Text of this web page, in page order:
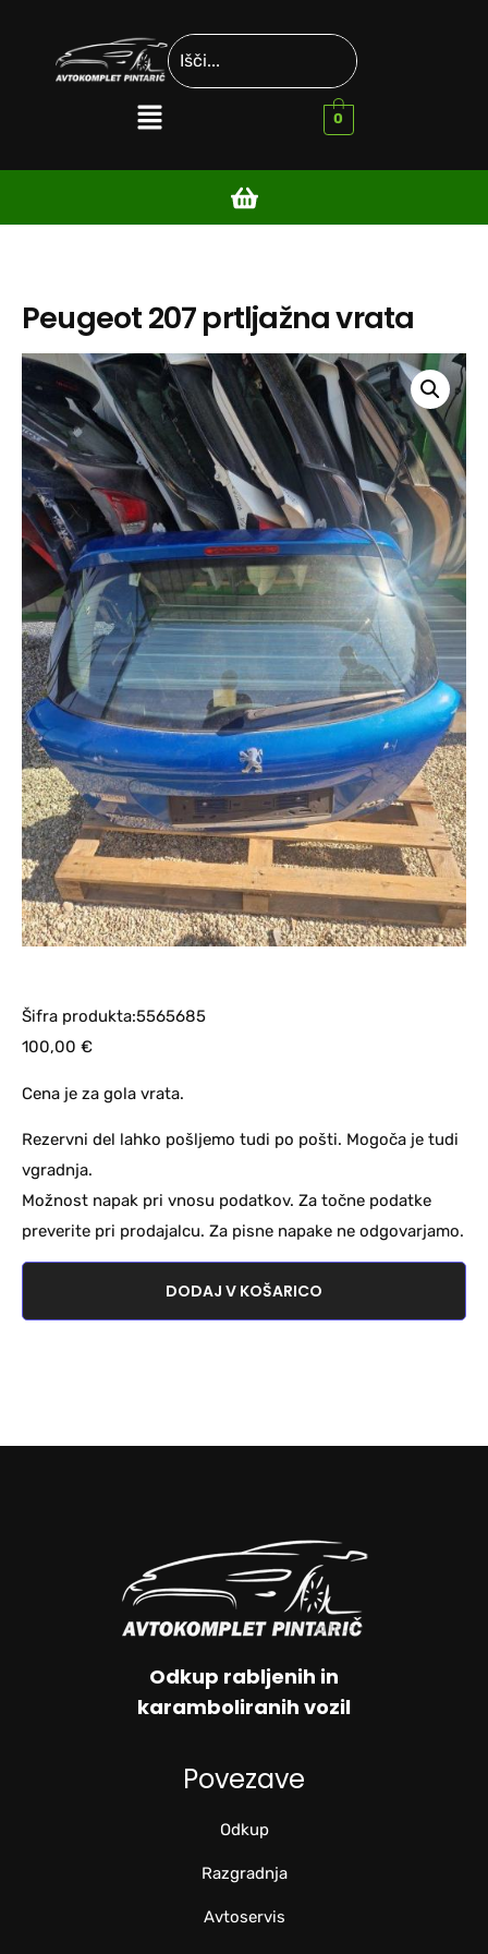
0
Peugeot 207 prtljažna vrata
Šifra produkta:5565685
100,00 €
Cena je za gola vrata.
Rezervni del lahko pošljemo tudi po pošti. Mogoča je tudi
vgradnja.
Možnost napak pri vnosu podatkov. Za točne podatke
preverite pri prodajalcu. Za pisne napake ne odgovarjamo.
DODAJ V KOŠARICO
Odkup rabljenih in
karamboliranih vozil
Povezave
Odkup
Razgradnja
Avtoservis